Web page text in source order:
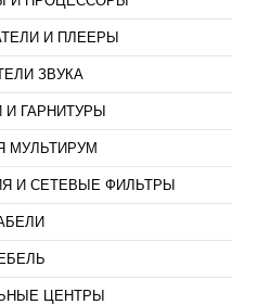
И ПЛЕЕРЫ
ЗВУКА
И ГАРНИТУРЫ
МУЛЬТИРУМ
И СЕТЕВЫЕ ФИЛЬТРЫ
ЦЕНТРЫ